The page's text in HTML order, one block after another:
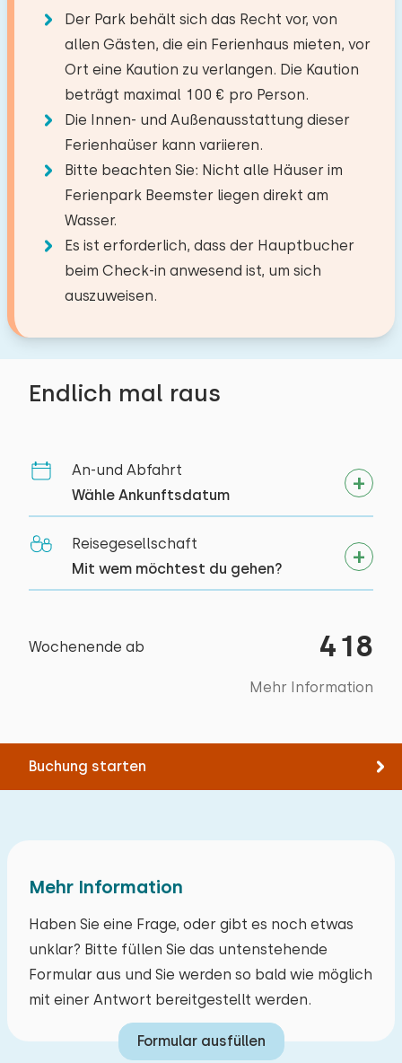
Endlich mal raus
− +
Anzahl der Babys − +
Anzahl der Haustiere − +
Löschen Verwenden
An-und Abfahrt
Wähle Ankunftsdatum
Reisegesellschaft
Mit wem möchtest du gehen?
Wochenende ab 418
Mehr Information
Buchung starten
Der Park behält sich das Recht vor, von
allen Gästen, die ein Ferienhaus mieten, vor
Ort eine Kaution zu verlangen. Die Kaution
beträgt maximal 100 € pro Person.
Die Innen- und Außenausstattung dieser
Ferienhaüser kann variieren.
Bitte beachten Sie: Nicht alle Häuser im
Ferienpark Beemster liegen direkt am
Wasser.
Es ist erforderlich, dass der Hauptbucher
beim Check-in anwesend ist, um sich
auszuweisen.
Kühlschrank mit Gefrierfach
Filter Kaffeemaschine
Wasserkocher
Draußen
Privatparkplätze: 1
Garten
Mit Terrasse
Gartenmöbel
Min. 1 badkamer op begane grond
Parkplatz an der Unterkunft
Schlafzimmer
Boden:
Erdgeschoss
Schlafplätze: 2
Bett: Einzel
Abmessungen: 80 x 200
Erdgeschoss
Einrichtungen:
Waschen-Handbassin
Toilet
DuschKabine
Mehr Information
Haben Sie eine Frage, oder gibt es noch etwas
unklar? Bitte füllen Sie das untenstehende
Formular aus und Sie werden so bald wie möglich
mit einer Antwort bereitgestellt werden.
Formular ausfüllen